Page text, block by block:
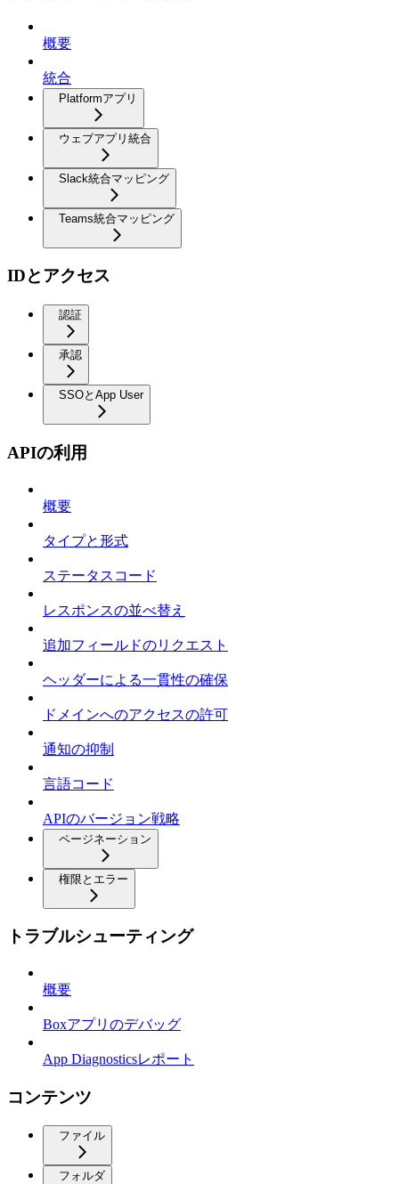
概要
統合
Platformアプリ
ウェブアプリ統合
Slack統合マッピング
Teams統合マッピング
IDとアクセス
認証
承認
SSOとApp User
APIの利用
概要
タイプと形式
ステータスコード
レスポンスの並べ替え
追加フィールドのリクエスト
ヘッダーによる一貫性の確保
ドメインへのアクセスの許可
通知の抑制
言語コード
APIのバージョン戦略
ページネーション
権限とエラー
トラブルシューティング
概要
Boxアプリのデバッグ
App Diagnosticsレポート
コンテンツ
ファイル
フォルダ